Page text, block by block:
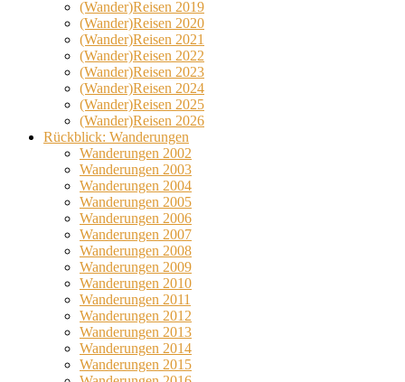
(Wander)Reisen 2019
(Wander)Reisen 2020
(Wander)Reisen 2021
(Wander)Reisen 2022
(Wander)Reisen 2023
(Wander)Reisen 2024
(Wander)Reisen 2025
(Wander)Reisen 2026
Rückblick: Wanderungen
Wanderungen 2002
Wanderungen 2003
Wanderungen 2004
Wanderungen 2005
Wanderungen 2006
Wanderungen 2007
Wanderungen 2008
Wanderungen 2009
Wanderungen 2010
Wanderungen 2011
Wanderungen 2012
Wanderungen 2013
Wanderungen 2014
Wanderungen 2015